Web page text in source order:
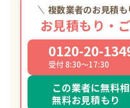
複数業者のお見積
お見積もり・
0120-20-
受付 8:30～17:30
この業者に無料相
無料お見積もり